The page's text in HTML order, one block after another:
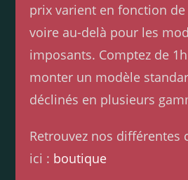
prix varient en fonction
voire au-delà pour les
imposants. Comptez de
monter un modèle
déclinés en plusieurs
Retrouvez nos différentes
ici : boutique